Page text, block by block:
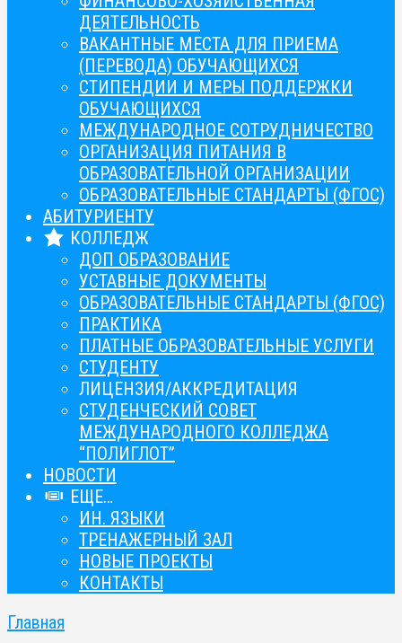
ДЕЯТЕЛЬНОСТЬ
ВАКАНТНЫЕ МЕСТА ДЛЯ ПРИЕМА
(ПЕРЕВОДА) ОБУЧАЮЩИХСЯ
СТИПЕНДИИ И МЕРЫ ПОДДЕРЖКИ
ОБУЧАЮЩИХСЯ
МЕЖДУНАРОДНОЕ СОТРУДНИЧЕСТВО
ОРГАНИЗАЦИЯ ПИТАНИЯ В
ОБРАЗОВАТЕЛЬНОЙ ОРГАНИЗАЦИИ
ОБРАЗОВАТЕЛЬНЫЕ СТАНДАРТЫ (ФГОС)
АБИТУРИЕНТУ
КОЛЛЕДЖ
ДОП ОБРАЗОВАНИЕ
УСТАВНЫЕ ДОКУМЕНТЫ
ОБРАЗОВАТЕЛЬНЫЕ СТАНДАРТЫ (ФГОС)
ПРАКТИКА
ПЛАТНЫЕ ОБРАЗОВАТЕЛЬНЫЕ УСЛУГИ
СТУДЕНТУ
ЛИЦЕНЗИЯ/АККРЕДИТАЦИЯ
СТУДЕНЧЕСКИЙ СОВЕТ
МЕЖДУНАРОДНОГО КОЛЛЕДЖА
“ПОЛИГЛОТ”
НОВОСТИ
ЕЩЕ…
ИН. ЯЗЫКИ
ТРЕНАЖЕРНЫЙ ЗАЛ
НОВЫЕ ПРОЕКТЫ
КОНТАКТЫ
Главная